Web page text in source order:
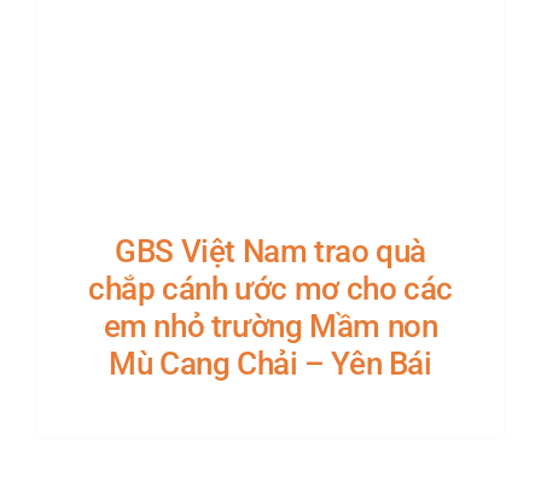
GBS Việt Nam trao quà
chắp cánh ước mơ cho các
em nhỏ trường Mầm non
Mù Cang Chải – Yên Bái